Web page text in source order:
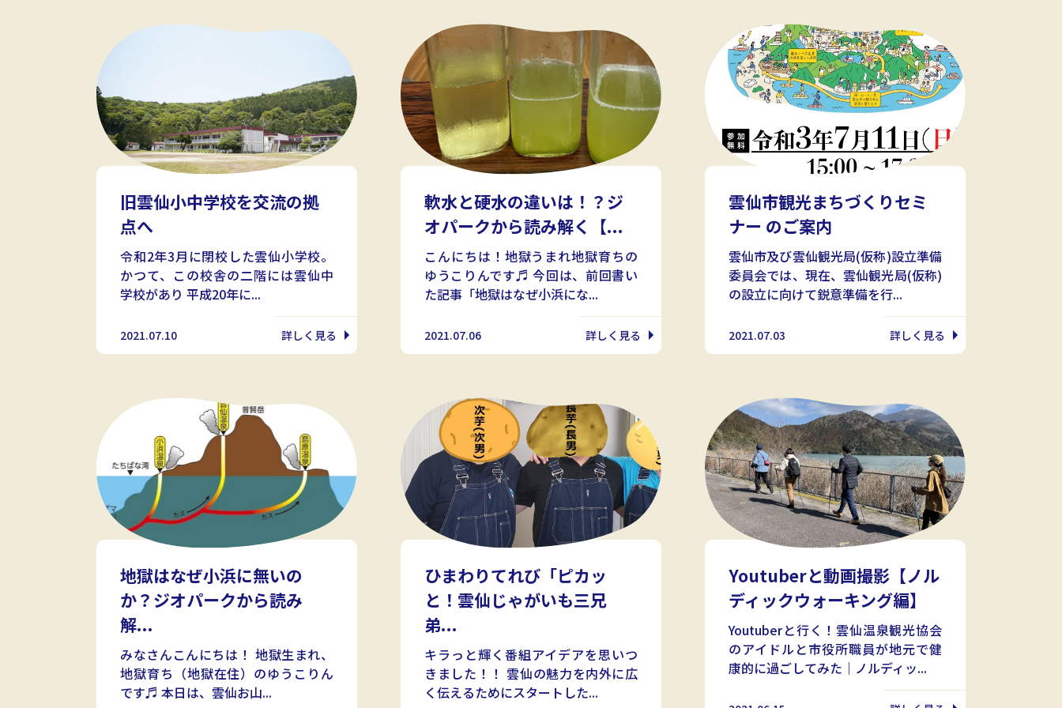
旧雲仙小中学校を交流の拠
点へ
令和2年3月に閉校した雲仙小学校。
かつて、この校舎の二階には雲仙中
学校があり 平成20年に...
2021.07.10 詳しく見る
軟水と硬水の違いは！？ジ
オパークから読み解く【...
こんにちは！地獄うまれ地獄育ちの
ゆうこりんです♬ 今回は、前回書い
た記事「地獄はなぜ小浜にな...
2021.07.06 詳しく見る
雲仙市観光まちづくりセミ
ナー のご案内
雲仙市及び雲仙観光局(仮称)設立準備
委員会では、現在、雲仙観光局(仮称)
の設立に向けて鋭意準備を行...
2021.07.03 詳しく見る
地獄はなぜ小浜に無いの
か？ジオパークから読み
解...
みなさんこんにちは！ 地獄生まれ、
地獄育ち（地獄在住）のゆうこりん
です♬ 本日は、雲仙お山...
ひまわりてれび「ピカッ
と！雲仙じゃがいも三兄
弟...
キラっと輝く番組アイデアを思いつ
きました！！ 雲仙の魅力を内外に広
く伝えるためにスタートした...
Youtuberと動画撮影【ノル
ディックウォーキング編】
Youtuberと行く！雲仙温泉観光協会
のアイドルと市役所職員が地元で健
康的に過ごしてみた｜ノルディッ...